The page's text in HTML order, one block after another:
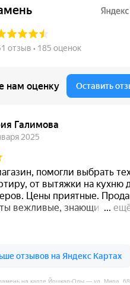
на карте Йошкар‑Олы — ул. Мира, 68